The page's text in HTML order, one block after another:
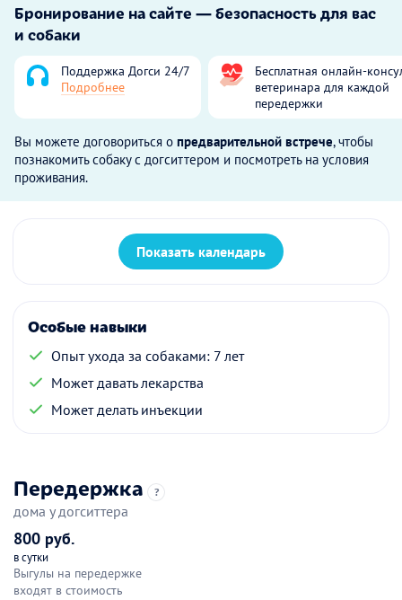
Бронирование на сайте — безопасность для вас
и собаки
Поддержка Догси 24/7
Подробнее
Бесплатная онлайн-
ветеринара для каждой
передержки
Вы можете договориться о предварительной встрече, чтобы
познакомить собаку с догситтером и посмотреть на условия
проживания.
Показать календарь
Особые навыки
Опыт ухода за собаками: 7 лет
Может давать лекарства
Может делать инъекции
Передержка ?
дома у догситтера
800 руб.
в сутки
Выгулы на передержке
входят в стоимость